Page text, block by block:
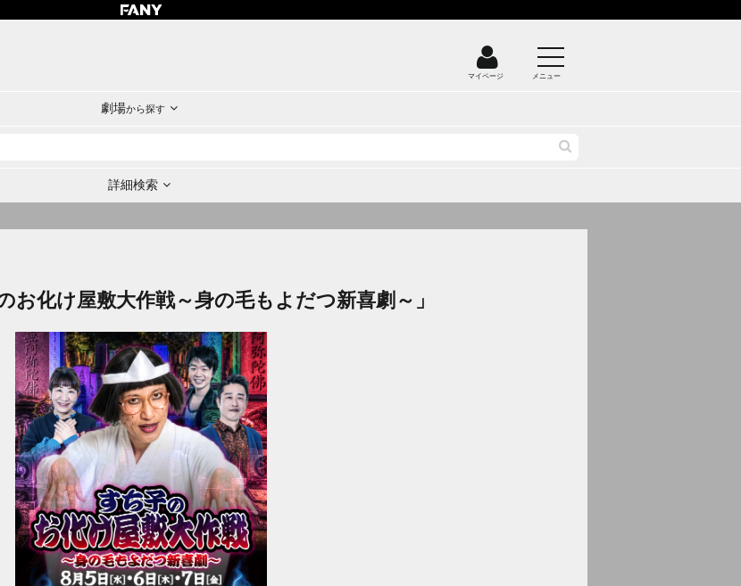
マイページ メニュー
劇場から探す
詳細検索
お化け屋敷大作戦～身の毛もよだつ新喜劇～」